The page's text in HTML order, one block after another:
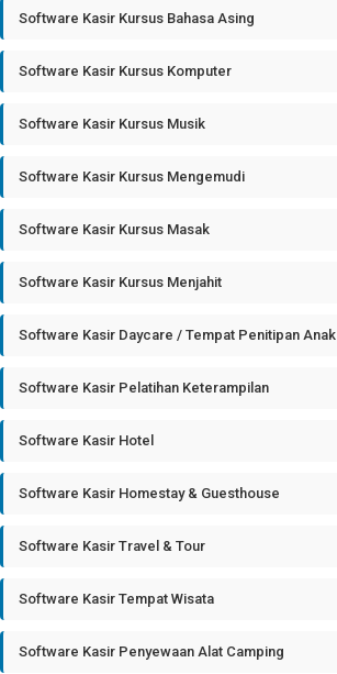
Software Kasir Kursus Bahasa Asing
Software Kasir Kursus Komputer
Software Kasir Kursus Musik
Software Kasir Kursus Mengemudi
Software Kasir Kursus Masak
Software Kasir Kursus Menjahit
Software Kasir Daycare / Tempat Penitipan Anak
Software Kasir Pelatihan Keterampilan
Software Kasir Hotel
Software Kasir Homestay & Guesthouse
Software Kasir Travel & Tour
Software Kasir Tempat Wisata
Software Kasir Penyewaan Alat Camping